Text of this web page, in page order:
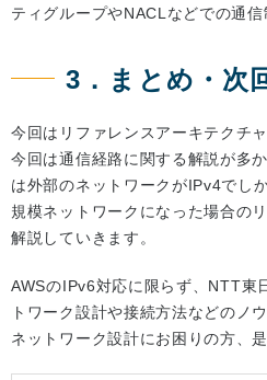
ティグループやNACLなどでの通信
3．まとめ・次
今回はリファレンスアーキテクチ
今回は通信経路に関する解説が多
は外部のネットワークがIPv4でし
規模ネットワークになった場合の
解説していきます。
AWSのIPv6対応に限らず、NTT東
トワーク設計や接続方法などのノ
ネットワーク設計にお困りの方、